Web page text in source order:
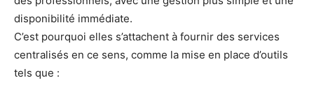
disponibilité immédiate.
C’est pourquoi elles s’attachent à fournir des services
centralisés en ce sens, comme la mise en place d’outils
tels que :